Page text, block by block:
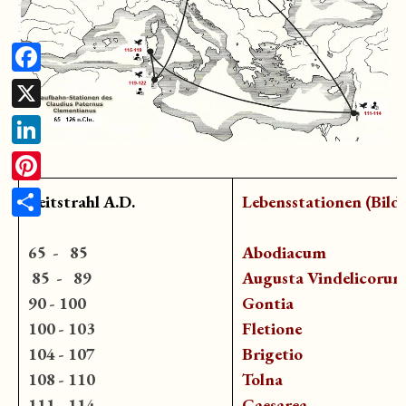
Zeitstrahl A.D.
65 - 85
85 - 89
90 - 100
100 - 103
104 - 107
108 - 110
Lebensstationen (Bild)
Abodiacum
Augusta Vindelicorum
Gontia
Fletione
Brigetio
Tolna
Facebook
X
LinkedIn
Pinterest